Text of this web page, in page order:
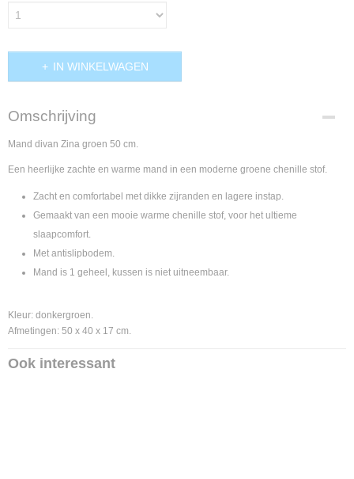
IN WINKELWAGEN
Omschrijving
Mand divan Zina groen 50 cm.
Een heerlijke zachte en warme mand in een moderne groene chenille stof.
Zacht en comfortabel met dikke zijranden en lagere instap.
Gemaakt van een mooie warme chenille stof, voor het ultieme
slaapcomfort.
Met antislipbodem.
Mand is 1 geheel, kussen is niet uitneembaar.
Kleur: donkergroen.
Afmetingen: 50 x 40 x 17 cm.
Ook interessant